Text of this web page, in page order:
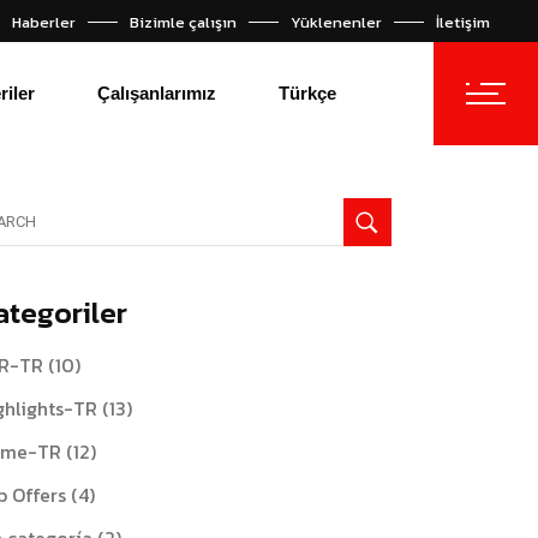
Haberler Bizimle çalışın Yüklenenler İletişim
Çalışanlarımız Türkçe
Español
TR (10)
TR (13)
TR (12)
Offers (4)